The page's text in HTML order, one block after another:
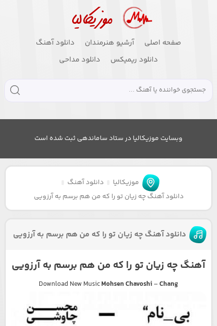
صفحه اصلی آرشیو هنرمندان
دانلود آهنگ
دانلود ریمیکس
دانلود مداحی
وبسایت موزیکالیا در ستاد ساماندهی ثبت شده است
موزیکالیا
دانلود آهنگ
دانلود آهنگ چه زیان تو را که من هم برسم به آرزویی
دانلود آهنگ چه زیان تو را که من هم برسم به آرزویی
آهنگ چه زیان تو را که من هم برسم به آرزویی
Download New MusicMohsen Chavoshi–Chang